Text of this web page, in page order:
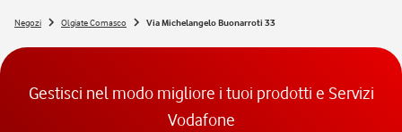
Negozi Olgiate Comasco Via Michelangelo Buonarroti 33
Gestisci nel modo migliore i tuoi prodotti e Servizi
Vodafone